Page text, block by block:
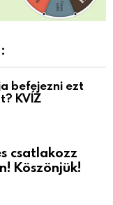
befejezni ezt
KVÍZ
csatlakozz
Köszönjük!